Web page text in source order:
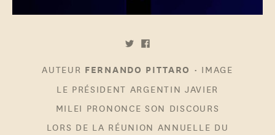
AUTEUR FERNANDO PITTARO • IMAGE
LE PRÉSIDENT ARGENTIN JAVIER
MILEI PRONONCE SON DISCOURS
LORS DE LA RÉUNION ANNUELLE DU